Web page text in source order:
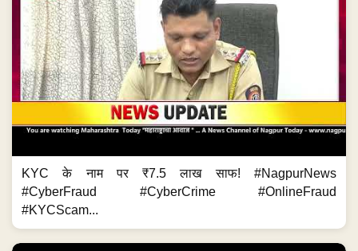
KYC के नाम पर ₹7.5 लाख साफ! #NagpurNews
#CyberFraud #CyberCrime #OnlineFraud
#KYCScam...